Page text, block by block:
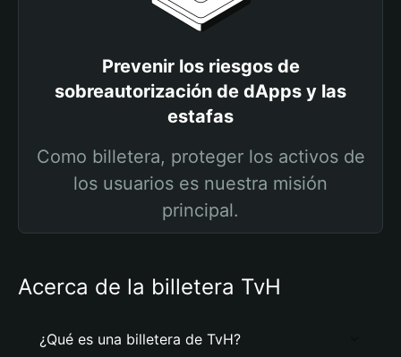
Prevenir los riesgos de
sobreautorización de dApps y las
estafas
Como billetera, proteger los activos de
los usuarios es nuestra misión
principal.
Acerca de la billetera TvH
¿Qué es una billetera de TvH?